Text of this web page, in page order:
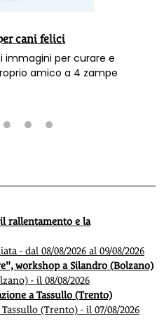
cani felici
immagini per curare e
al proprio amico a 4 zampe
il rallentamento e la
- dal 08/08/2026 al 09/08/2026
workshop a Silandro (Bolzano)
- il 08/08/2026
a Tassullo (Trento)
(Trento) - il 07/08/2026